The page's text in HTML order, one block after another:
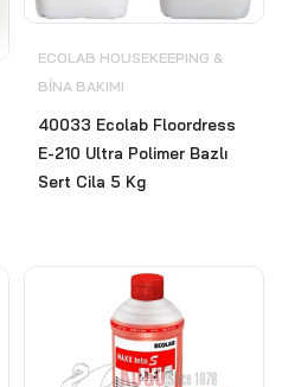
ECOLAB HOUSEKEEPING &
BİNA BAKIMI
40033 Ecolab Floordress
E-210 Ultra Polimer Bazlı
Sert Cila 5 Kg